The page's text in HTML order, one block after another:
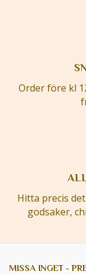
Order före kl
Hitta precis
godsaker,
MISSA INGET -